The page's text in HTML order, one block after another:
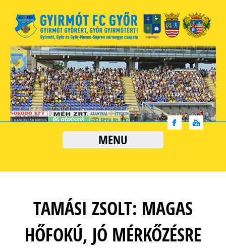
MENU
TAMÁSI ZSOLT: MAGAS
HŐFOKÚ, JÓ MÉRKŐZÉSRE